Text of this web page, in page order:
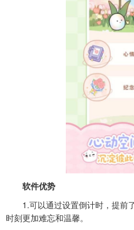
软件优势
1.可以通过设置倒计时，提前
时刻更加难忘和温馨。